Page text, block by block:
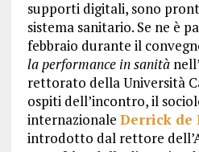
supporti digitali, sono
sistema sanitario. Se ne è
febbraio durante il
la performance in sanità
rettorato della Università
ospiti dell’incontro, il
internazionale Derrick de
introdotto dal rettore